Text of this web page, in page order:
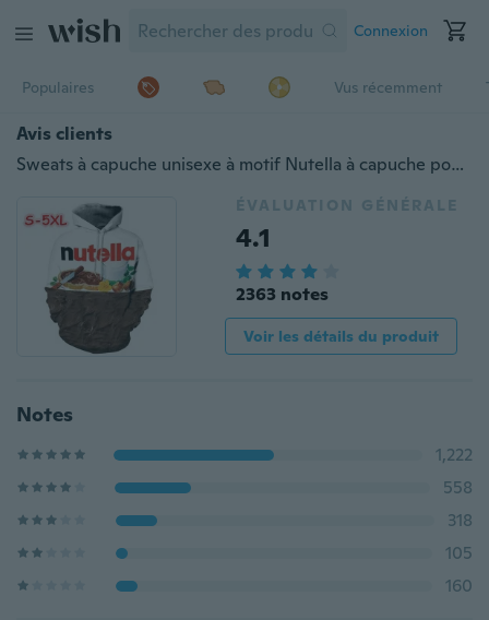
Connexion
Populaires Vus récemment
Avis clients
Sweats à capuche unisexe à motif Nutella à capuche pour couple Style décontracté Impression 3D Personnalité Sweat d'hiver Sweat à capuche Sweat-shirts à capuche Hoody Tracksuits Tops
ÉVALUATION GÉNÉRALE
4.1
2363 notes
Voir les détails du produit
Notes
1,222
558
318
105
160